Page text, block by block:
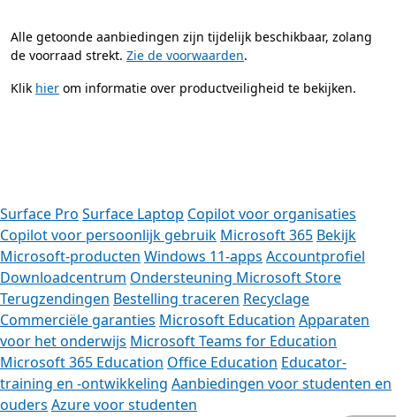
Alle getoonde aanbiedingen zijn tijdelijk beschikbaar, zolang
de voorraad strekt. Zie de voorwaarden.
Klik hier om informatie over productveiligheid te bekijken.
Surface Pro Surface Laptop Copilot voor organisaties
Copilot voor persoonlijk gebruik Microsoft 365 Bekijk
Microsoft-producten Windows 11-apps Accountprofiel
Downloadcentrum Ondersteuning Microsoft Store
Terugzendingen Bestelling traceren Recyclage
Commerciële garanties Microsoft Education Apparaten
voor het onderwijs Microsoft Teams for Education
Microsoft 365 Education Office Education Educator-
training en -ontwikkeling Aanbiedingen voor studenten en
ouders Azure voor studenten